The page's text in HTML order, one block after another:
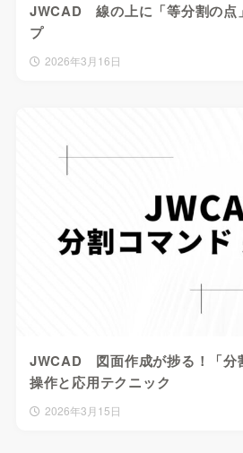
JWCAD 線の上に「等分割の点
プ
2026年3月16日
JWCAD 図面作成が捗る！「分
操作と応用テクニック
2026年3月15日